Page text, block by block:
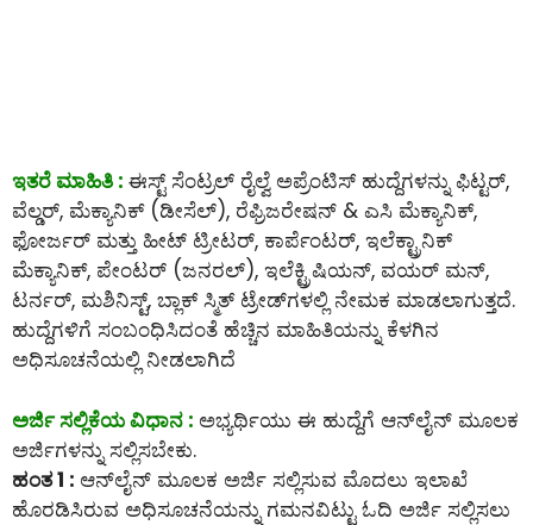
ಇತರೆ ಮಾಹಿತಿ : ಈಸ್ಟ್ ಸೆಂಟ್ರಲ್ ರೈಲ್ವೆ ಅಪ್ರೆಂಟಿಸ್ ಹುದ್ದೆಗಳನ್ನು ಫಿಟ್ಟರ್,
ವೆಲ್ಡರ್, ಮೆಕ್ಯಾನಿಕ್ (ಡೀಸೆಲ್), ರೆಫ್ರಿಜರೇಷನ್ & ಎಸಿ ಮೆಕ್ಯಾನಿಕ್,
ಫೋರ್ಜರ್ ಮತ್ತು ಹೀಟ್ ಟ್ರೀಟರ್, ಕಾರ್ಪೆಂಟರ್, ಇಲೆಕ್ಟ್ರಾನಿಕ್
ಮೆಕ್ಯಾನಿಕ್, ಪೇಂಟರ್ (ಜನರಲ್), ಇಲೆಕ್ಟ್ರಿಷಿಯನ್, ವಯರ್ ಮನ್,
ಟರ್ನರ್, ಮಶಿನಿಸ್ಟ್, ಬ್ಲಾಕ್ ಸ್ಮಿತ್ ಟ್ರೇಡ್‌ಗಳಲ್ಲಿ ನೇಮಕ ಮಾಡಲಾಗುತ್ತದೆ.
ಹುದ್ದೆಗಳಿಗೆ ಸಂಬಂಧಿಸಿದಂತೆ ಹೆಚ್ಚಿನ ಮಾಹಿತಿಯನ್ನು ಕೆಳಗಿನ
ಅಧಿಸೂಚನೆಯಲ್ಲಿ ನೀಡಲಾಗಿದೆ
ಅರ್ಜಿ ಸಲ್ಲಿಕೆಯ ವಿಧಾನ : ಅಭ್ಯರ್ಥಿಯು ಈ ಹುದ್ದೆಗೆ ಆನ್‌ಲೈನ್‌ ಮೂಲಕ
ಅರ್ಜಿಗಳನ್ನು ಸಲ್ಲಿಸಬೇಕು.
ಹಂತ 1 : ಆನ್‌ಲೈನ್‌ ಮೂಲಕ ಅರ್ಜಿ ಸಲ್ಲಿಸುವ ಮೊದಲು ಇಲಾಖೆ
ಹೊರಡಿಸಿರುವ ಅಧಿಸೂಚನೆಯನ್ನು ಗಮನವಿಟ್ಟು ಓದಿ ಅರ್ಜಿ ಸಲ್ಲಿಸಲು